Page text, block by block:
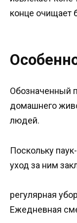
конце очищает
Обозначенный
домашнего
людей.
Поскольку
уход за ним
регулярная
Ежедневная